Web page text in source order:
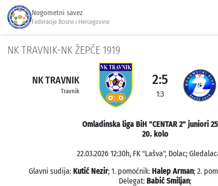
Nogometni savez
Federacije Bosne i Hercegovine
NK TRAVNIK-NK ŽEPČE 1919
NK TRAVNIK
Travnik
2:5
1:3
Omladinska liga BiH "CENTAR 2" juniori
20. kolo
22.03.2026 12:30h, FK "Lašva", Dolac;
Glavni sudija: Kutić Nezir; 1. pomoćnik: Halep Arman; 2.
Delegat: Babić Smiljan;